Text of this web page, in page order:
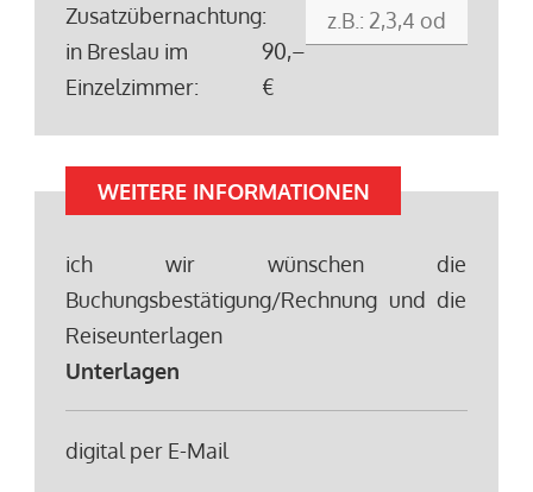
Zusatzübernachtung
in Breslau im
Einzelzimmer:
:
90,–
€
WEITERE INFORMATIONEN
ich wir wünschen die
Buchungsbestätigung/Rechnung und die
Reiseunterlagen
Unterlagen
digital per E-Mail